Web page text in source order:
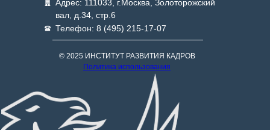
Адрес: 111033, г.Москва, Золоторожский
вал, д.34, стр.6
Телефон: 8 (495) 215-17-07
© 2025 ИНСТИТУТ РАЗВИТИЯ КАДРОВ
Политика использования